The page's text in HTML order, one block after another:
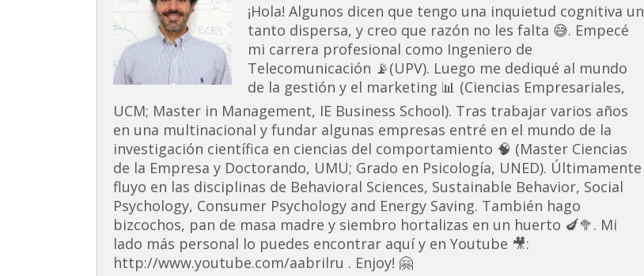
¡Hola! Algunos dicen que tengo una inquietud cognitiva un
tanto dispersa, y creo que razón no les falta 😅. Empecé
mi carrera profesional como Ingeniero de
Telecomunicación 📡(UPV). Luego me dediqué al mundo
de la gestión y el marketing 📊 (Ciencias Empresariales,
UCM; Master in Management, IE Business School). Tras trabajar varios años
en una multinacional y fundar algunas empresas entré en el mundo de la
investigación científica en ciencias del comportamiento 🧠 (Master Ciencias
de la Empresa y Doctorando, UMU; Grado en Psicología, UNED). Últimamente
fluyo en las disciplinas de Behavioral Sciences, Sustainable Behavior, Social
Psychology, Consumer Psychology and Energy Saving. También hago
bizcochos, pan de masa madre y siembro hortalizas en un huerto 🍆🥦. Mi
lado más personal lo puedes encontrar aquí y en Youtube 🎥:
http://www.youtube.com/aabrilru . Enjoy! 🤗